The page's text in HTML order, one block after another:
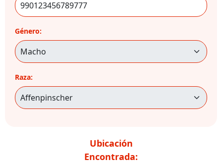
Género:
Raza:
Ubicación
Encontrada: